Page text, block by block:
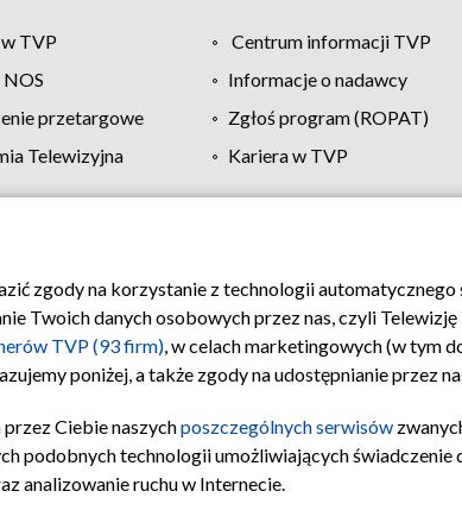
TVP Centrum informacji TVP
NOS Informacje o nadawcy
przetargowe Zgłoś program (ROPAT)
Telewizyjna Kariera w TVP
Polityka prywatności Moje zgody
zgody na korzystanie z technologii
Twoich danych osobowych przez nas, czyli
TVP (93 firm), w celach marketingowych (w tym
poniżej, a także zgody na udostępnianie przez
Ciebie naszychposzczególnych serwisów
podobnych technologii umożliwiających świadczenie
analizowanie ruchu w Internecie.